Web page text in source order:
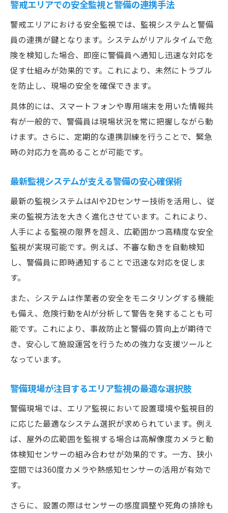
警戒エリアでの安全監視と警備の連携手法
警戒エリアにおける安全監視では、監視システムと警備
員の連携が鍵となります。システムがリアルタイムで危
険を検知した場合、即座に警備員へ通知し迅速な対応を
促す仕組みが効果的です。これにより、未然にトラブル
を防止し、現場の安全を確保できます。
具体的には、スマートフォンや専用端末を用いた情報共
有が一般的で、警備員は現場状況を常に把握しながら動
けます。さらに、定期的な連携訓練を行うことで、緊急
時の対応力を高めることが可能です。
最新監視システムが支える警備の安心確保術
最新の監視システムはAIや2Dセンサー技術を活用し、従
来の監視方法を大きく進化させています。これにより、
人手による監視の限界を超え、広範囲かつ高精度な安全
監視が実現可能です。例えば、不審な動きを自動検知
し、警備員に即時通知することで迅速な対応を促しま
す。
また、システムは作業者の安全をモニタリングする機能
も備え、危険行動をAIが分析して警告を発することも可
能です。これにより、事故防止と警備の質向上が期待で
き、安心して施設運営を行うための強力な支援ツールと
なっています。
警備現場が注目するエリア監視の最適な選択肢
警備現場では、エリア監視において設置環境や監視目的
に応じた最適なシステム選択が求められています。例え
ば、屋外の広範囲を監視する場合は高解像度カメラと動
体検知センサーの組み合わせが効果的です。一方、狭小
空間では360度カメラや熱感知センサーの活用が有効で
す。
さらに、設置の際はセンサーの感度調整や死角の排除も